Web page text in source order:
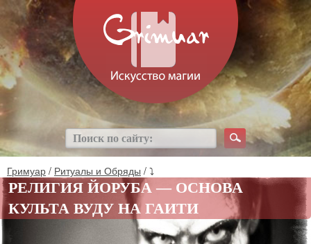
Гримуар / Ритуалы и Обряды / ⤵
РЕЛИГИЯ ЙОРУБА — ОСНОВА
КУЛЬТА ВУДУ НА ГАИТИ